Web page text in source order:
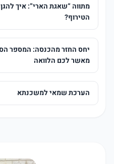
מתווה “שאגת הארי”: איך
הטירוף?
יחס החזר מהכנסה: המספר
מאשר לכם הלוואה
הערכת שמאי למשכנתא